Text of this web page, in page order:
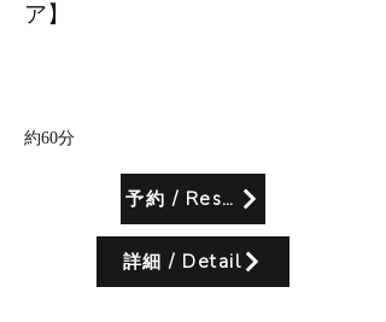
ア】
約60分
予約 / Reserve
詳細 / Detail